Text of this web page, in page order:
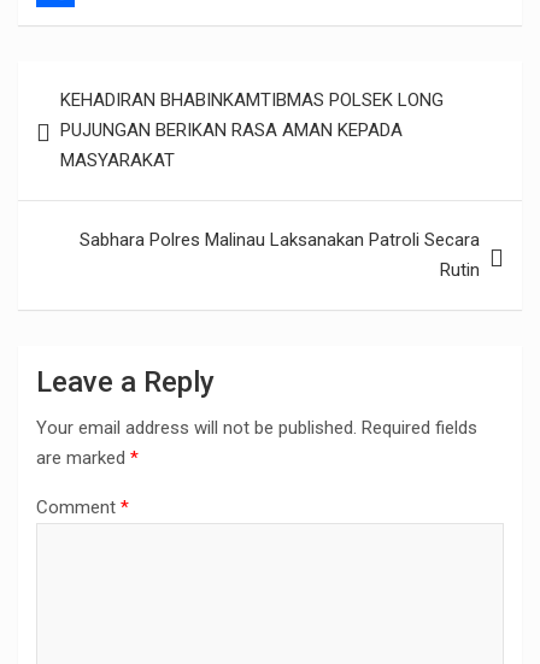
o
e
s
p
m
l
S
r
navigation
KEHADIRAN BHABINKAMTIBMAS POLSEK LONG
PUJUNGAN BERIKAN RASA AMAN KEPADA
MASYARAKAT
Sabhara Polres Malinau Laksanakan Patroli Secara
Rutin
Leave a Reply
Your email address will not be published. Required fields
are marked *
Comment *